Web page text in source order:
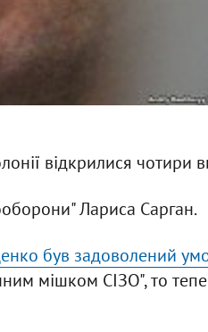
відкрилися чотири
Лариса Сарган.
був задоволений
мішком СІЗО", то